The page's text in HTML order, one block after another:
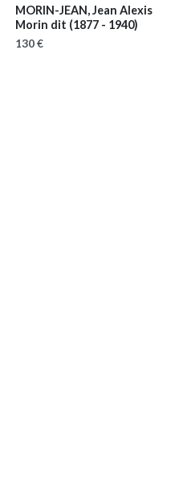
MORIN-JEAN, Jean Alexis
Morin dit (1877 - 1940)
130 €